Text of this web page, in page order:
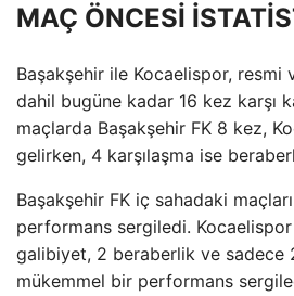
MAÇ ÖNCESİ
Başakşehir ile Kocaelispor, resmi
dahil bugüne kadar 16 kez karşı
maçlarda Başakşehir FK 8 kez,
gelirken, 4 karşılaşma ise
Başakşehir FK iç sahadaki
performans sergiledi. Kocaelispor
galibiyet, 2 beraberlik ve sadece
mükemmel bir performans